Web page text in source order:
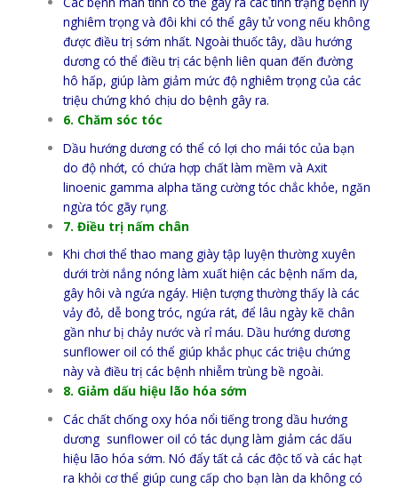
nghiêm trọng và đôi khi có thể gây tử vong nếu không
được điều trị sớm nhất. Ngoài thuốc tây, dầu hướng
dương có thể điều trị các bệnh liên quan đến đường
hô hấp, giúp làm giảm mức độ nghiêm trọng của các
triệu chứng khó chịu do bệnh gây ra.
6. Chăm sóc tóc
Dầu hướng dương có thể có lợi cho mái tóc của bạn
do độ nhớt, có chứa hợp chất làm mềm và Axit
linoenic gamma alpha tăng cường tóc chắc khỏe, ngăn
ngừa tóc gãy rụng.
7. Điều trị nấm chân
Khi chơi thể thao mang giày tập luyện thường xuyên
dưới trời nắng nóng làm xuất hiện các bệnh nấm da,
gây hôi và ngứa ngáy. Hiện tượng thường thấy là các
vảy đỏ, dễ bong tróc, ngứa rát, để lâu ngày kẽ chân
gần như bị chảy nước và rỉ máu. Dầu hướng dương
sunflower oil có thể giúp khắc phục các triệu chứng
này và điều trị các bệnh nhiễm trùng bề ngoài.
8. Giảm dấu hiệu lão hóa sớm
Các chất chống oxy hóa nổi tiếng trong dầu hướng
dương sunflower oil có tác dụng làm giảm các dấu
hiệu lão hóa sớm. Nó đẩy tất cả các độc tố và các hạt
ra khỏi cơ thể giúp cung cấp cho bạn làn da không có